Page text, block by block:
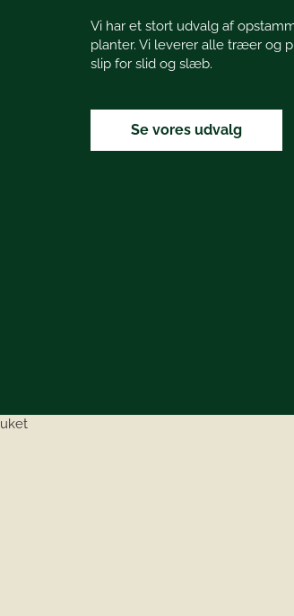
Vi har et stort udvalg af
planter. Vi leverer alle træer og
slip for slid og slæb.
Se vores udvalg